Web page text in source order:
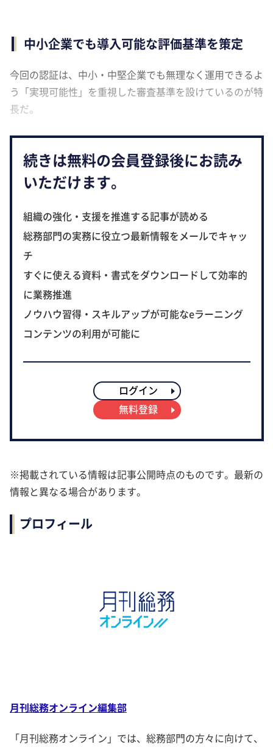
中小企業でも導入可能な評価基準を策定
今回の認証は、中小・中堅企業でも無理なく運用できるよ
う「実現可能性」を重視した審査基準を設けているのが特
長だ。
続きは無料の会員登録後にお読み
いただけます。
組織の強化・支援を推進する記事が読める
総務部門の実務に役立つ最新情報をメールでキャッ
チ
すぐに使える資料・書式をダウンロードして効率的
に業務推進
ノウハウ習得・スキルアップが可能なeラーニング
コンテンツの利用が可能に
ログイン
無料登録
※掲載されている情報は記事公開時点のものです。最新の
情報と異なる場合があります。
プロフィール
月刊総務オンライン編集部
「月刊総務オンライン」では、総務部門の方々に向けて、